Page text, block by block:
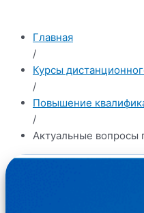
Главная
/
Курсы
/
Повышение
/
Актуальные вопросы